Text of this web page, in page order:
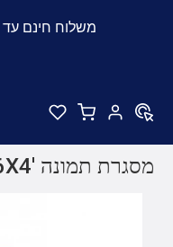
משלוח חינם עד
מסגרת תמונה '6X4' עץ, 10X15 ס"מ, SiL